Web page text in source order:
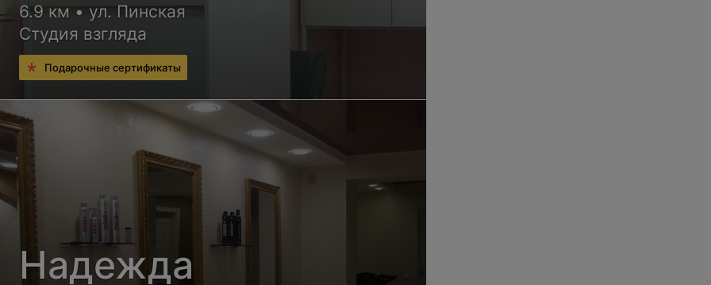
6.9 км • ул. Пинская
Студия взгляда
Подарочные сертификаты
Надежда